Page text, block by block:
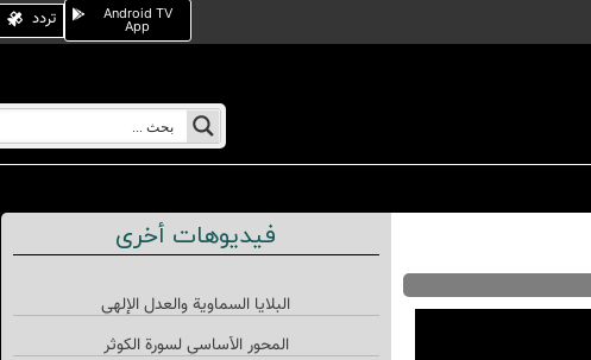
Android TV
App تردد
فيديوهات أخرى
البلايا السماوية والعدل الإلهي
المحور الأساسي لسورة الكوثر